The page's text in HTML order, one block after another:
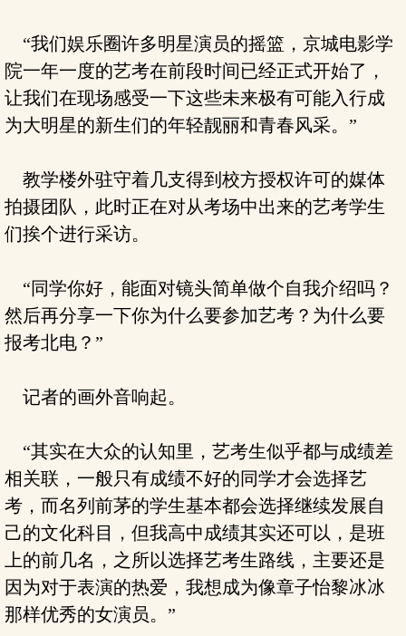
“我们娱乐圈许多明星演员的摇篮，京城电影学
院一年一度的艺考在前段时间已经正式开始了，
让我们在现场感受一下这些未来极有可能入行成
为大明星的新生们的年轻靓丽和青春风采。”
教学楼外驻守着几支得到校方授权许可的媒体
拍摄团队，此时正在对从考场中出来的艺考学生
们挨个进行采访。
“同学你好，能面对镜头简单做个自我介绍吗？
然后再分享一下你为什么要参加艺考？为什么要
报考北电？”
记者的画外音响起。
“其实在大众的认知里，艺考生似乎都与成绩差
相关联，一般只有成绩不好的同学才会选择艺
考，而名列前茅的学生基本都会选择继续发展自
己的文化科目，但我高中成绩其实还可以，是班
上的前几名，之所以选择艺考生路线，主要还是
因为对于表演的热爱，我想成为像章子怡黎冰冰
那样优秀的女演员。”